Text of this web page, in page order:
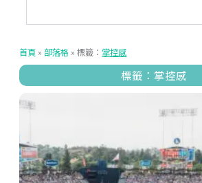
首頁 »部落格 »標籤：掌控感
標籤：掌控感